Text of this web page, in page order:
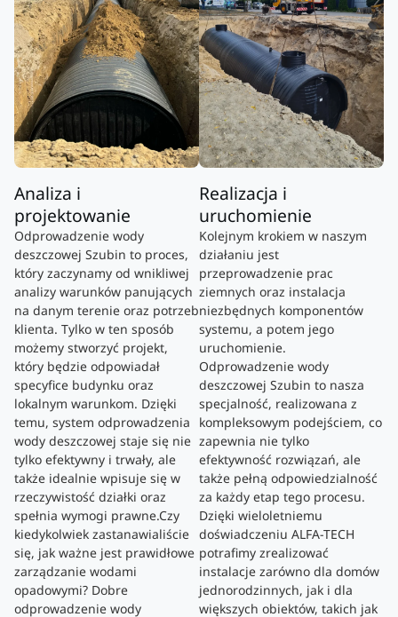
Analiza i
projektowanie
Odprowadzenie wody
deszczowej Szubin to proces,
który zaczynamy od wnikliwej
analizy warunków panujących
na danym terenie oraz potrzeb
klienta. Tylko w ten sposób
możemy stworzyć projekt,
który będzie odpowiadał
specyfice budynku oraz
lokalnym warunkom. Dzięki
temu, system odprowadzenia
wody deszczowej staje się nie
tylko efektywny i trwały, ale
także idealnie wpisuje się w
rzeczywistość działki oraz
spełnia wymogi prawne.Czy
kiedykolwiek zastanawialiście
się, jak ważne jest prawidłowe
zarządzanie wodami
opadowymi? Dobre
odprowadzenie wody
Realizacja i
uruchomienie
Kolejnym krokiem w naszym
działaniu jest
przeprowadzenie prac
ziemnych oraz instalacja
niezbędnych komponentów
systemu, a potem jego
uruchomienie.
Odprowadzenie wody
deszczowej Szubin to nasza
specjalność, realizowana z
kompleksowym podejściem, co
zapewnia nie tylko
efektywność rozwiązań, ale
także pełną odpowiedzialność
za każdy etap tego procesu.
Dzięki wieloletniemu
doświadczeniu ALFA-TECH
potrafimy zrealizować
instalacje zarówno dla domów
jednorodzinnych, jak i dla
większych obiektów, takich jak